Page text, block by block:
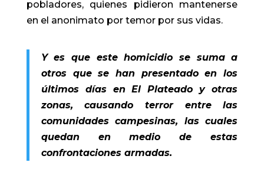
pobladores, quienes pidieron mantenerse
en el anonimato por temor por sus vidas.
Y es que este homicidio se suma a
otros que se han presentado en los
últimos días en El Plateado y otras
zonas, causando terror entre las
comunidades campesinas, las cuales
quedan en medio de estas
confrontaciones armadas.